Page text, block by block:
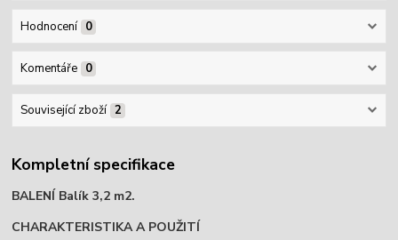
Hodnocení 0
Komentáře 0
Související zboží 2
Kompletní specifikace
BALENÍ Balík 3,2 m2.
CHARAKTERISTIKA A POUŽITÍ